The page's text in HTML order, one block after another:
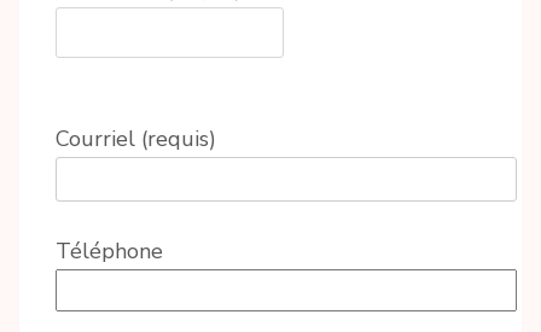
Courriel (requis)
Téléphone